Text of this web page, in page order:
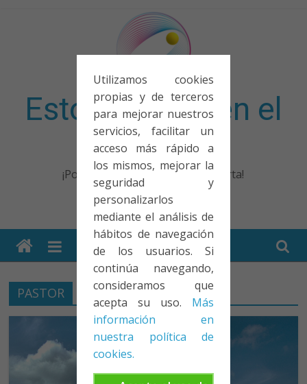
Utilizamos cookies
propias y de terceros
para mejorar nuestros
servicios, facilitar un
acceso más rápido a
los mismos, mejorar la
seguridad y
personalizarlos
mediante el análisis de
hábitos de navegación
de los usuarios. Si
continúa navegando,
consideramos que
acepta su uso. Más
información en
nuestra política de
cookies.
Esto no entra en el
examen
¡Porque no solo el examen importa!
PASTOR